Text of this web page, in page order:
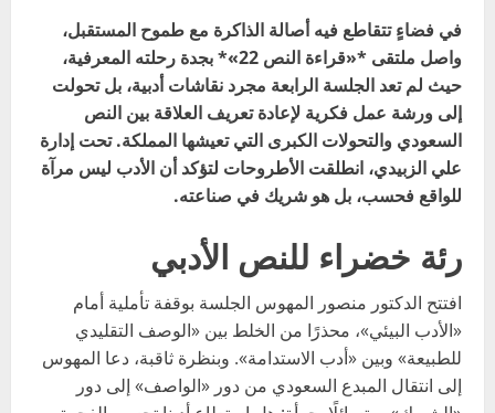
في فضاءٍ تتقاطع فيه أصالة الذاكرة مع طموح المستقبل،
واصل ملتقى *«قراءة النص 22»* بجدة رحلته المعرفية،
حيث لم تعد الجلسة الرابعة مجرد نقاشات أدبية، بل تحولت
إلى ورشة عمل فكرية لإعادة تعريف العلاقة بين النص
السعودي والتحولات الكبرى التي تعيشها المملكة. تحت إدارة
علي الزبيدي، انطلقت الأطروحات لتؤكد أن الأدب ليس مرآة
للواقع فحسب، بل هو شريك في صناعته.
رئة خضراء للنص الأدبي
افتتح الدكتور منصور المهوس الجلسة بوقفة تأملية أمام
«الأدب البيئي»، محذرًا من الخلط بين «الوصف التقليدي
للطبيعة» وبين «أدب الاستدامة». وبنظرة ثاقبة، دعا المهوس
إلى انتقال المبدع السعودي من دور «الواصف» إلى دور